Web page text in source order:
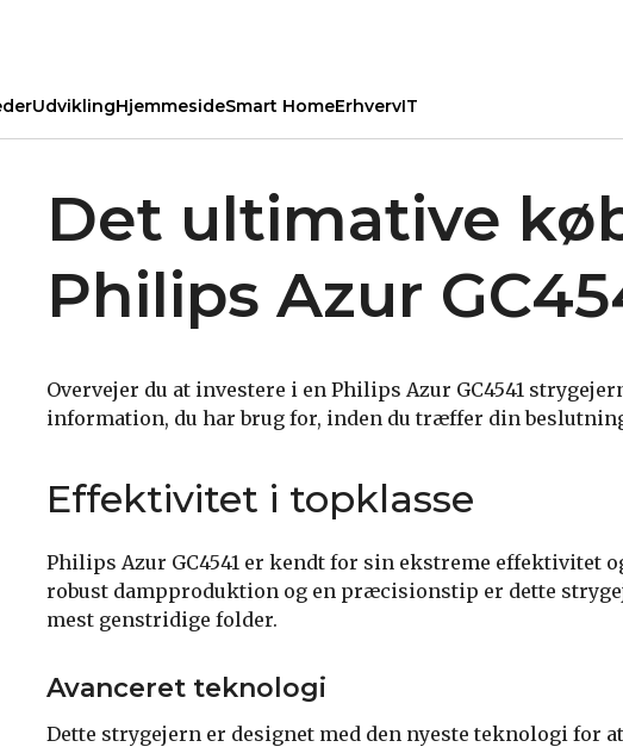
UdviklingHjemmesideSmart HomeErhvervIT
Det ultimative
Philips Azur
Overvejer du at investere i en Philips Azur GC4541
information, du har brug for, inden du træffer din
Effektivitet i topklasse
Philips Azur GC4541 er kendt for sin ekstreme effektivitet
robust dampproduktion og en præcisionstip er dette
mest genstridige folder.
Avanceret teknologi
Dette strygejern er designet med den nyeste teknologi for